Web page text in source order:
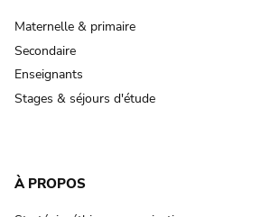
Maternelle & primaire
Secondaire
Enseignants
Stages & séjours d'étude
À PROPOS